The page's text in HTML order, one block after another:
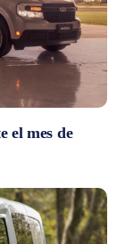
el mes de